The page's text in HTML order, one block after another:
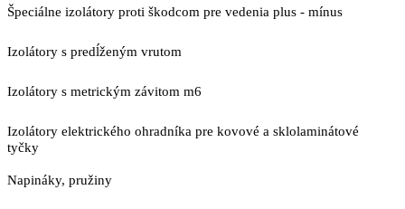
Špeciálne izolátory proti škodcom pre vedenia plus - mínus
Izolátory s predĺženým vrutom
Izolátory s metrickým závitom m6
Izolátory elektrického ohradníka pre kovové a sklolaminátové
tyčky
Napináky, pružiny